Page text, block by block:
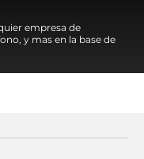
empresa de
y mas en la base de